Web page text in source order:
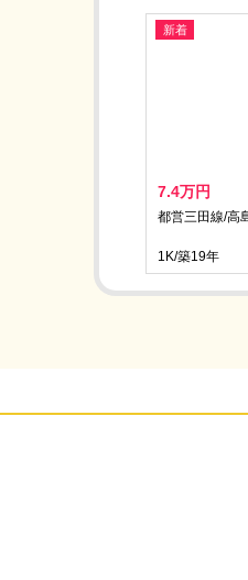
新着
7.4万円
都営三田線/高
1K/築19年